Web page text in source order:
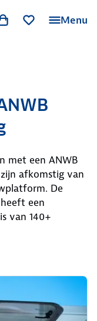
Menu
met een ANWB
afkomstig van
De
een
van 140+